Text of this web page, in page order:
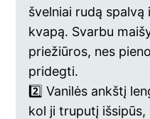
švelniai rudą spalvą
kvapą. Svarbu
priežiūros, nes
pridegti.
2️⃣ Vanilės ankštį
kol ji truputį išsipūs,